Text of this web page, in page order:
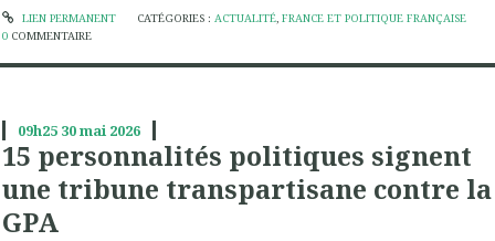
LIEN PERMANENT CATÉGORIES : ACTUALITÉ, FRANCE ET POLITIQUE FRANÇAISE
0 COMMENTAIRE
09h25 30mai 2026
15 personnalités politiques signent
une tribune transpartisane contre la
GPA